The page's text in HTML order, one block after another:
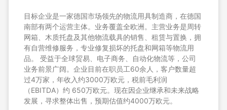
目标企业是一家德国市场领先的物流用具制造商，在德国
南部有两个运营主体。业务覆盖全欧洲。主营业务是周转
网箱、木质托盘及其他物流载具的销售、租赁与置换，拥
有自营维修服务，专业修复损坏的托盘和网箱等物流用
品。 受益于全球贸易、电子商务、自动化物流等，公司
业务前景广阔。企业目前在职员工60余人，客户数量超
过4万家，年收入约3000万欧元，税前毛利润
（EBITDA）约 650万欧元。现在因企业继承和未来战略
发展，寻求整体出售，预期估值约4000万欧元。